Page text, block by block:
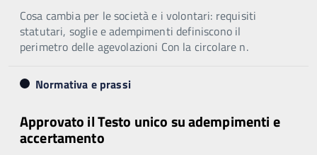
Cosa cambia per le società e i volontari: requisiti
statutari, soglie e adempimenti definiscono il
perimetro delle agevolazioni Con la circolare n.
Normativa e prassi
Approvato il Testo unico su adempimenti e
accertamento